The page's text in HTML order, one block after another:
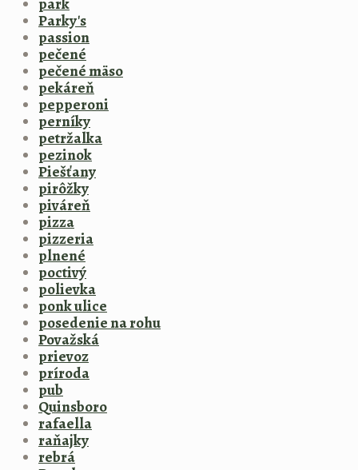
park
Parky's
passion
pečené
pečené mäso
pekáreň
pepperoni
perníky
petržalka
pezinok
Piešťany
pirôžky
piváreň
pizza
pizzeria
plnené
poctivý
polievka
ponk ulice
posedenie na rohu
Považská
prievoz
príroda
pub
Quinsboro
rafaella
raňajky
rebrá